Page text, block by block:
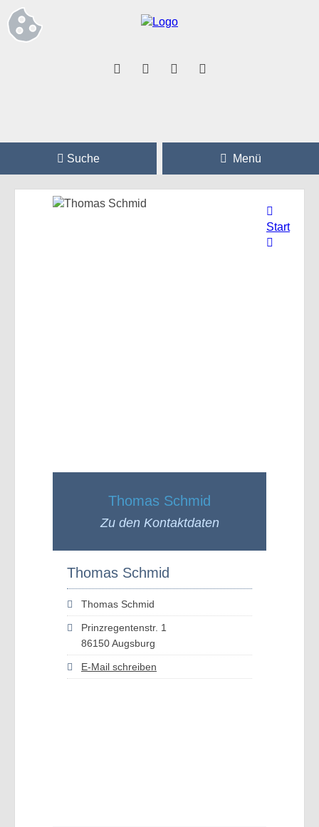
Suche Menü
Thomas Schmid
Zu den Kontaktdaten
Thomas Schmid
Thomas Schmid
Prinzregentenstr. 1
86150 Augsburg
E-Mail schreiben
Start